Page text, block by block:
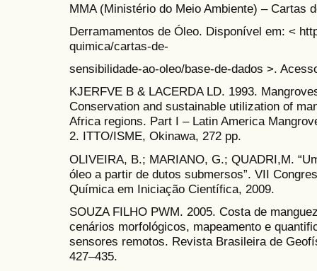
MMA (Ministério do Meio Ambiente) – Cartas
Derramamentos de Óleo. Disponível em: <
quimica/cartas-de-
sensibilidade-ao-oleo/base-de-dados >.
KJERFVE B & LACERDA LD. 1993.
Conservation and sustainable utilization of
Africa regions. Part I – Latin America
2. ITTO/ISME, Okinawa, 272 pp.
OLIVEIRA, B.; MARIANO, G.; QUADRI,M.
óleo a partir de dutos submersos”. VII
Química em Iniciação Científica, 2009.
SOUZA FILHO PWM. 2005. Costa de
cenários morfológicos, mapeamento e
sensores remotos. Revista Brasileira de
427–435.